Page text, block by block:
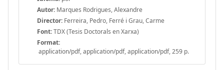
Autor: Marques Rodrigues, Alexandre
Director: Ferreira, Pedro, Ferré i Grau, Carme
Font:TDX (Tesis Doctorals en Xarxa)
Format:
application/pdf, application/pdf, application/pdf, 259 p.